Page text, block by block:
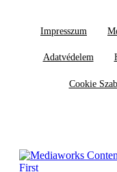
Impresszum
Adatvédelem
Cookie